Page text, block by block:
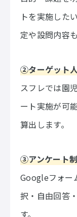
トを実施した
定や設問内容
②ターゲット
スフレでは園
ート実施が可
算出します。
③アンケート
Googleフォー
択・自由回答
す。